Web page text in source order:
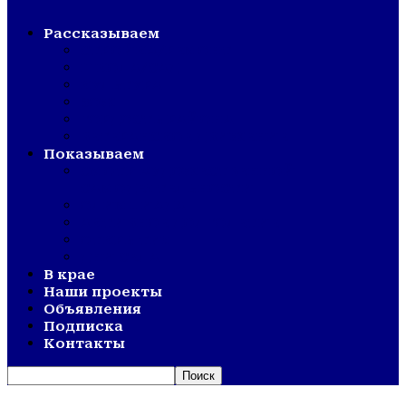
Рассказываем
Показываем
В крае
Наши проекты
Объявления
Подписка
Контакты